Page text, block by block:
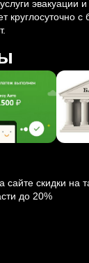
эвакуации
круглосуточно с
сайте скидки на
до 20%